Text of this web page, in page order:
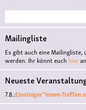
Suche
Mailingliste
Es gibt auch eine
werden. Ihr könnt euch hier
Neueste
7.8.:Einsteiger*innen-Treffen